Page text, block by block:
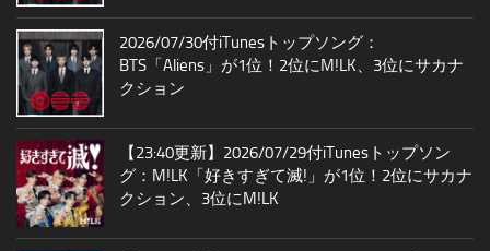
2026/07/30付iTunesトップソング：
BTS「Aliens」が1位！2位にM!LK、3位にサカナ
クション
【23:40更新】2026/07/29付iTunesトップソン
グ：M!LK「好きすぎて滅!」が1位！2位にサカナ
クション、3位にM!LK